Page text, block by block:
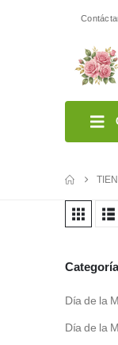
Día de la
Día de la